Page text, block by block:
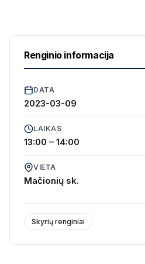
Renginio informacija
DATA
2023-03-09
LAIKAS
13:00 – 14:00
VIETA
Mačionių sk.
Skyrių renginiai